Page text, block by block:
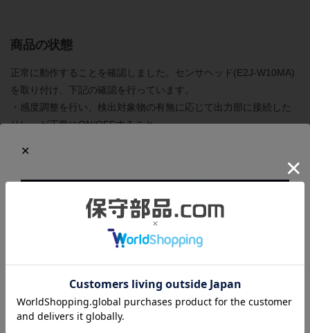
商品の状態
正常に動作することを確認しました。センサヘッド(E2J-W10MA)
を取り付け、下記の確認を行っています。
・感度調整を行い、検出対象物の有無に応じて出力部に接続した
リレーが正常にON/OFFすること。
この商品と同一型番の商品
903080